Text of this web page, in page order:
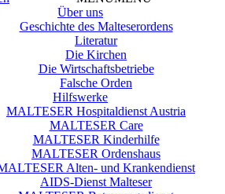
Über uns
Geschichte des Malteserordens
Literatur
Die Kirchen
Die Wirtschaftsbetriebe
Falsche Orden
Hilfswerke
MALTESER Hospitaldienst Austria
MALTESER Care
MALTESER Kinderhilfe
MALTESER Ordenshaus
Alten- und Krankendienst
AIDS-Dienst Malteser